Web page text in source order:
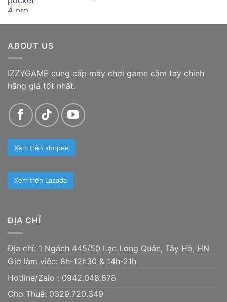
ABOUT US
IZZYGAME cung cấp máy chơi game cầm tay chính
hãng giá tốt nhất.
Xem trên shopee
Xem trên Lazada
ĐỊA CHỈ
Địa chỉ: 1 Ngách 445/50 Lạc Long Quân, Tây Hồ, HN
Giờ làm việc: 8h-12h30 & 14h-21h
Hotline/Zalo : 0942.048.678
Cho Thuê: 0329.720.349